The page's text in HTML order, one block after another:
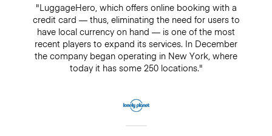
"LuggageHero, which offers online booking with a
credit card — thus, eliminating the need for users to
have local currency on hand — is one of the most
recent players to expand its services. In December
the company began operating in New York, where
today it has some 250 locations."